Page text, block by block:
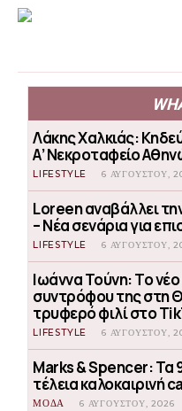
Λάκης Χαλκιάς:
Α’ Νεκροταφείο
LIFESTYLE 6 ΑΥΓΟΎΣΤΟΥ,
Loreen αναβάλλει
– Νέα σενάρια για
LIFESTYLE 6 ΑΥΓΟΎΣΤΟΥ,
Ιωάννα Τούνη: Το
συντρόφου της στη
τρυφερό φιλί στο
LIFESTYLE 6 ΑΥΓΟΎΣΤΟΥ,
Marks & Spencer: Τα
τέλεια καλοκαιρινή
ΜΟΔΑ 6 ΑΥΓΟΎΣΤΟΥ, 2026